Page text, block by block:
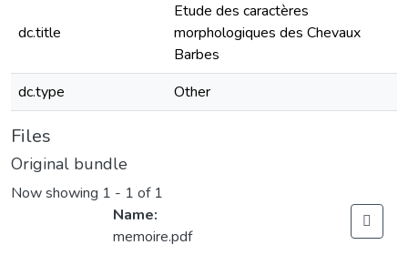
dc.title
Etude des caractères
morphologiques des Chevaux
Barbes
dc.type
Other
Files
Original bundle
Now showing 1 - 1 of 1
Name:
memoire.pdf